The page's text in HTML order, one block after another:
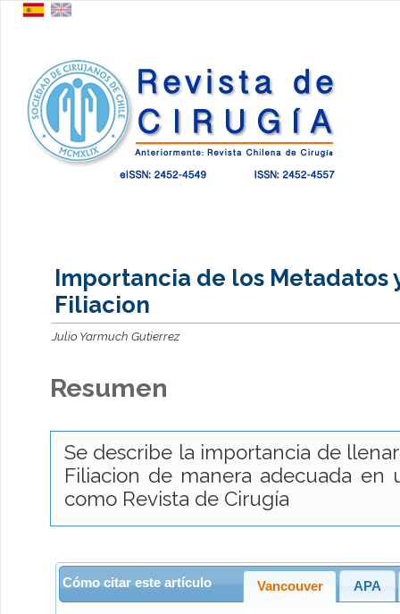
Importancia de los Metadatos
Filiacion
Julio Yarmuch Gutierrez
Resumen
Se describe la importancia de
Filiacion de manera adecuada en
como Revista de Cirugía
Cómo citar este artículo Vancouver APA